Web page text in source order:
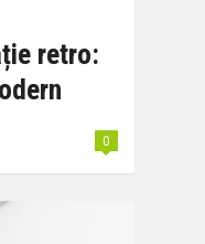
retro:
0